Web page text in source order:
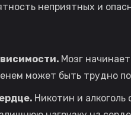
неприятных и
Мозг
может быть трудно
Никотин и